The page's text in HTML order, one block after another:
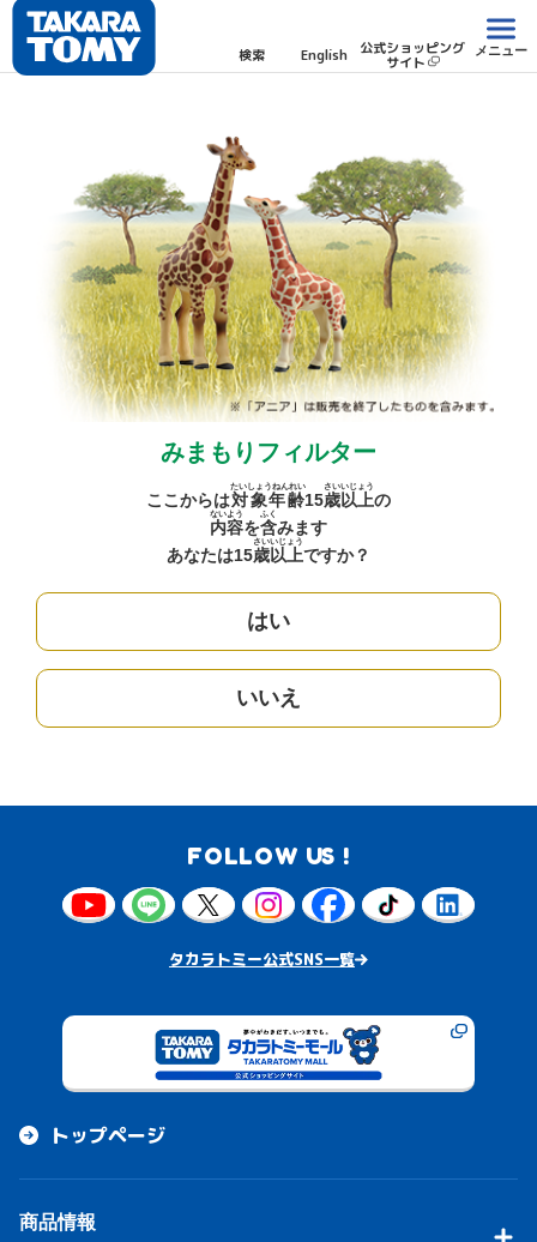
検索 English 公式ショッピング
サイト
メニュー
みまもりフィルター
ここからは対象年齢
たいしょうねんれい
15歳
さい
以上
いじょう
の
内容
ないよう
を含
ふく
みます
あなたは15歳
さい
以上
いじょう
ですか？
はい
いいえ
FOLLOW US !
タカラトミー公式SNS一覧
トップページ
商品情報